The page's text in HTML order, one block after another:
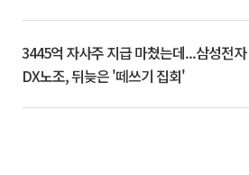
3445억 자사주 지급 마쳤는데...삼성전자
DX노조, 뒤늦은 '떼쓰기 집회'